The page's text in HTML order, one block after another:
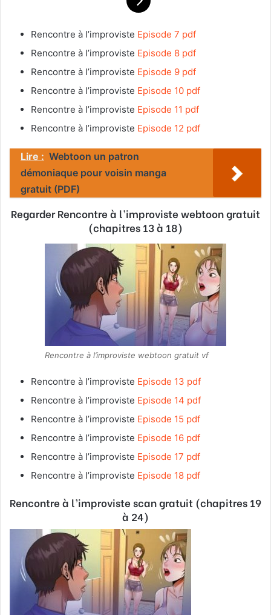
Rencontre à l’improviste Episode 7 pdf
Rencontre à l’improviste Episode 8 pdf
Rencontre à l’improviste Episode 9 pdf
Rencontre à l’improviste Episode 10 pdf
Rencontre à l’improviste Episode 11 pdf
Rencontre à l’improviste Episode 12 pdf
Lire : Webtoon un patron
démoniaque pour voisin manga
gratuit (PDF)
Regarder Rencontre à l’improviste webtoon gratuit
(chapitres 13 à 18)
Rencontre à l’improviste webtoon gratuit vf
Rencontre à l’improviste Episode 13 pdf
Rencontre à l’improviste Episode 14 pdf
Rencontre à l’improviste Episode 15 pdf
Rencontre à l’improviste Episode 16 pdf
Rencontre à l’improviste Episode 17 pdf
Rencontre à l’improviste Episode 18 pdf
Rencontre à l’improviste scan gratuit (chapitres 19
à 24)